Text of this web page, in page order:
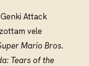
Attack
vele
Mario Bros.
Tears of the